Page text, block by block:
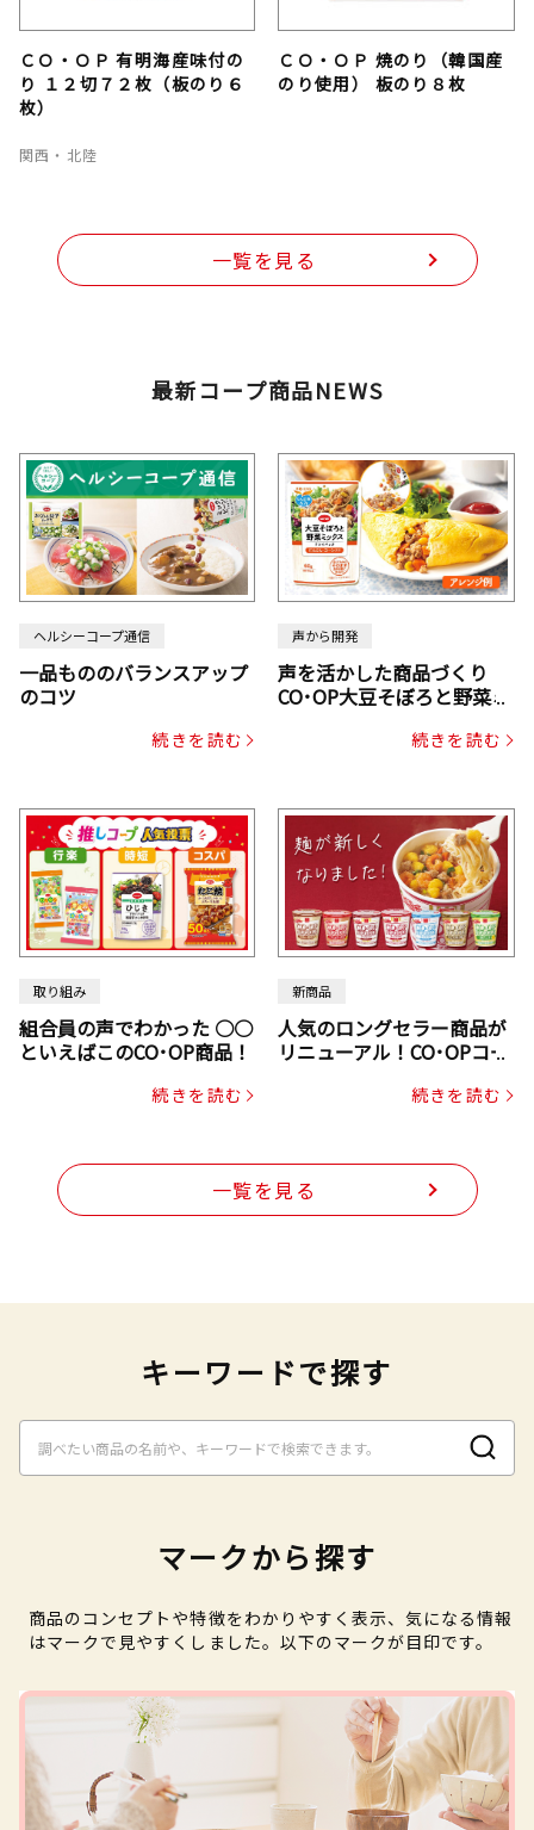
ＣＯ・ＯＰ 有明海産味付の
り １２切７２枚（板のり６
枚）
関西・北陸
ＣＯ・ＯＰ 焼のり（韓国産
のり使用） 板のり８枚
一覧を見る
最新コープ商品NEWS
ヘルシーコープ通信
一品もののバランスアップ
のコツ
続きを読む
声から開発
声を活かした商品づくり
CO･OP大豆そぼろと野菜ミ
じん・コーン入り）続きを読む
取り組み
組合員の声でわかった ○○
といえばこのCO･OP商品！
続きを読む
新商品
人気のロングセラー商品が
リニューアル！CO･OPコー
続きを読む
一覧を見る
キーワードで探す
マークから探す
商品のコンセプトや特徴をわかりやすく表示、気になる情報
はマークで見やすくしました。以下のマークが目印です。